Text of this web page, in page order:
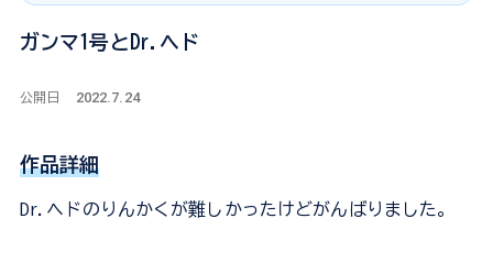
ガンマ1号とDr.ヘド
公開日 2022.7.24
作品詳細
Dr.ヘドのりんかくが難しかったけどがんばりました。